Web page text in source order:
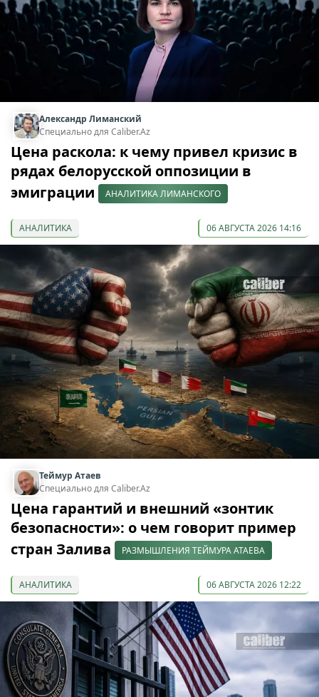
Александр Лиманский
Специально для Caliber.Az
Цена раскола: к чему привел кризис в
рядах белорусской оппозиции в
эмиграции
АНАЛИТИКА ЛИМАНСКОГО
АНАЛИТИКА 06 АВГУСТА 2026 14:16
Теймур Атаев
Специально для Caliber.Az
Цена гарантий и внешний «зонтик
безопасности»: о чем говорит пример
стран Залива
РАЗМЫШЛЕНИЯ ТЕЙМУРА АТАЕВА
АНАЛИТИКА 06 АВГУСТА 2026 12:22